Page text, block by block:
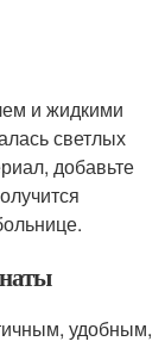
и жидкими
светлых
добавьте
удобным,